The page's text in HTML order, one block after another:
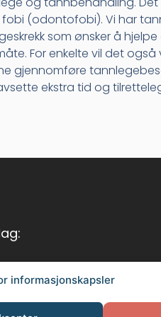
informasjonskapsler
fobi (odontofobi). Vi har
som ønsker å
For enkelte vil det
gjennomføre
ekstra tid og